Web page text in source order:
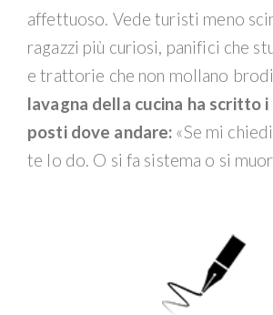
affettuoso. Vede turisti meno
ragazzi più curiosi, panifici che
e trattorie che non mollano brodi
lavagna della cucina ha scritto
posti dove andare: «Se mi
te lo do. O si fa sistema o si
che raccontano strade e persone.
bene. Ma poi serve un luogo in
parlare. L’osteria è questo.» Non